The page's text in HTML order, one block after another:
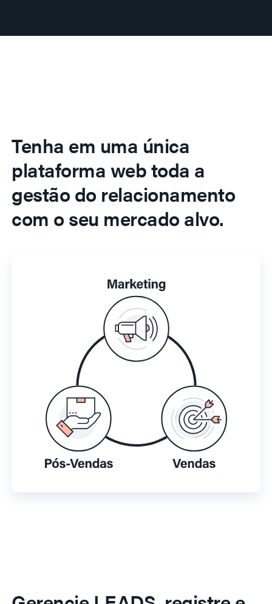
Tenha em uma única
plataforma web toda a
gestão do relacionamento
com o seu mercado alvo.